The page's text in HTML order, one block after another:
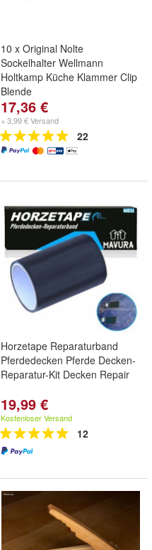
10 x Original Nolte
Sockelhalter Wellmann
Holtkamp Küche Klammer Clip
Blende
17,36 €
+ 3,99 € Versand
22
Horzetape Reparaturband
Pferdedecken Pferde Decken-
Reparatur-Kit Decken Repair
19,99 €
Kostenloser Versand
12